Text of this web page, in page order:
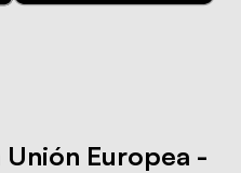
Europea -